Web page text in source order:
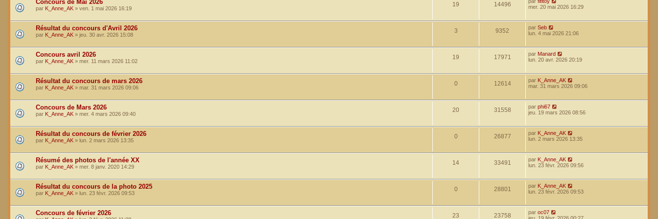
Concours de Mai 2026
par K_Anne_AK » ven. 1 mai 2026 16:19
19 14496
mer. 20 mai 2026 16:29
Résultat du concours d'Avril 2026
par K_Anne_AK » jeu. 30 avr. 2026 15:08
3 9352 par Seb
lun. 4 mai 2026 21:06
Concours avril 2026
par K_Anne_AK » mer. 11 mars 2026 11:02
19 17971 par Manard
lun. 20 avr. 2026 20:19
Résultat du concours de mars 2026
par K_Anne_AK » mar. 31 mars 2026 09:06
0 12614 par K_Anne_AK
mar. 31 mars 2026 09:06
Concours de Mars 2026
par K_Anne_AK » mer. 4 mars 2026 09:40
20 31558 par phi67
jeu. 19 mars 2026 08:56
Résultat du concours de février 2026
par K_Anne_AK » lun. 2 mars 2026 13:35
0 26877 par K_Anne_AK
lun. 2 mars 2026 13:35
Résumé des photos de l'année XX
par K_Anne_AK » mer. 8 janv. 2020 14:29
14 33491 par K_Anne_AK
lun. 23 févr. 2026 09:56
Résultat du concours de la photo 2025
par K_Anne_AK » lun. 23 févr. 2026 09:53
0 28801 par K_Anne_AK
lun. 23 févr. 2026 09:53
Concours de février 2026 23 23758 par oc07
jeu. 19 févr. 2026 00:27